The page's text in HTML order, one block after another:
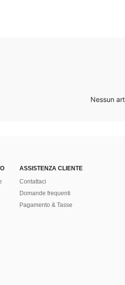
Nessun
ASSISTENZA CLIENTE
Contattaci
Domande frequenti
Pagamento & Tasse